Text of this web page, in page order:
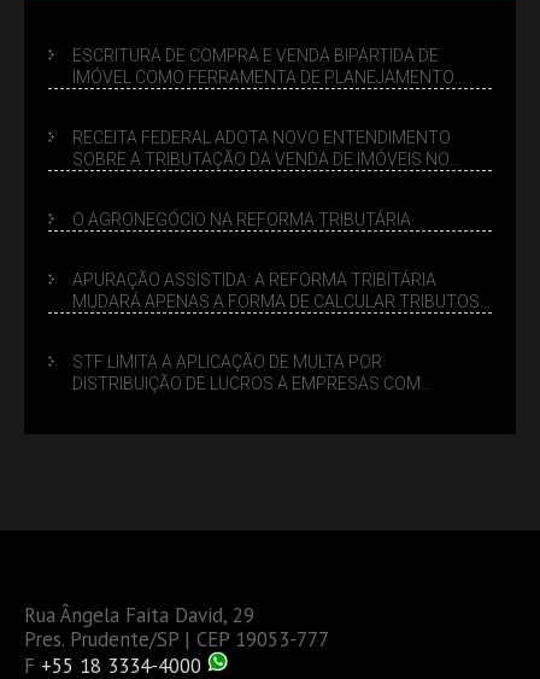
ESCRITURA DE COMPRA E VENDA BIPARTIDA DE
IMÓVEL COMO FERRAMENTA DE PLANEJAMENTO
RECEITA FEDERAL ADOTA NOVO ENTENDIMENTO
SOBRE A TRIBUTAÇÃO DA VENDA DE IMÓVEIS NO
O AGRONEGÓCIO NA REFORMA TRIBUTÁRIA
APURAÇÃO ASSISTIDA: A REFORMA TRIBITÁRIA
MUDARÁ APENAS A FORMA DE CALCULAR TRIBUTOS
STF LIMITA A APLICAÇÃO DE MULTA POR
DISTRIBUIÇÃO DE LUCROS A EMPRESAS COM
Rua Ângela Faita David, 29
Pres. Prudente/SP | CEP 19053-777
F +55 18 3334-4000